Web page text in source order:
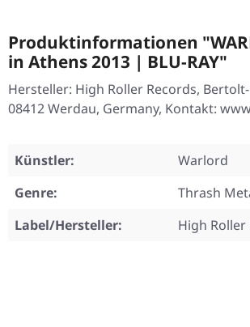
Produktinformationen
in Athens 2013 | BLU-RAY"
Hersteller: High Roller Records,
08412 Werdau, Germany, Kontakt:
Künstler:
Warlord
Genre:
Thrash
Label/Hersteller:
High Roller